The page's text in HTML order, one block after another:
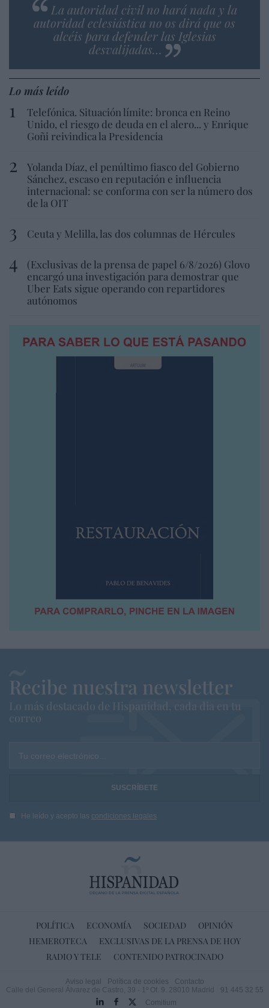
La autoridad civil no hará nada y la
autoridad eclesiástica no os dirá que os
alcéis para defender las Iglesias
desvalijadas…
Lo más leído
Telefónica. Situación límite: bronca en Reino
Unido, el riesgo de deuda en el alero... y Enrique
Goñi reivindica la Presidencia
Yolanda Díaz, el penúltimo fiasco del Gobierno
Sánchez, escaso en reputación e influencia
internacional: se conforma con ser la número dos
de la OIT
Ceuta y Melilla, las dos columnas de Hércules
(Exclusivas de la prensa de papel 6/8/2026) Glovo
encargó una investigación para demostrar que
Uber Eats sigue operando con repartidores
autónomos
Recibe nuestra newsletter
Lo más destacado de Hispanidad, cada dia en tu
correo
Tu correo electrónico...
He leído y acepto las condiciones legales
POLÍTICA ECONOMÍA SOCIEDAD
OPINIÓN
HEMEROTECA
EXCLUSIVAS DE LA PRENSA DE HOY
RADIO Y TELE
CONTENIDO PATROCINADO
Aviso legal Política de cookies
Contacto
Calle del General Álvarez de Castro, 39 - 1º Of. 9. 28010 Madrid
91 445 32 55
Comitium